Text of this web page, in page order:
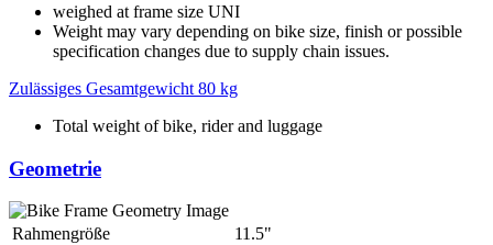
weighed at frame size UNI
Weight may vary depending on bike size, finish or possible
specification changes due to supply chain issues.
Zulässiges Gesamtgewicht 80 kg
Total weight of bike, rider and luggage
Geometrie
Rahmengröße
11.5"